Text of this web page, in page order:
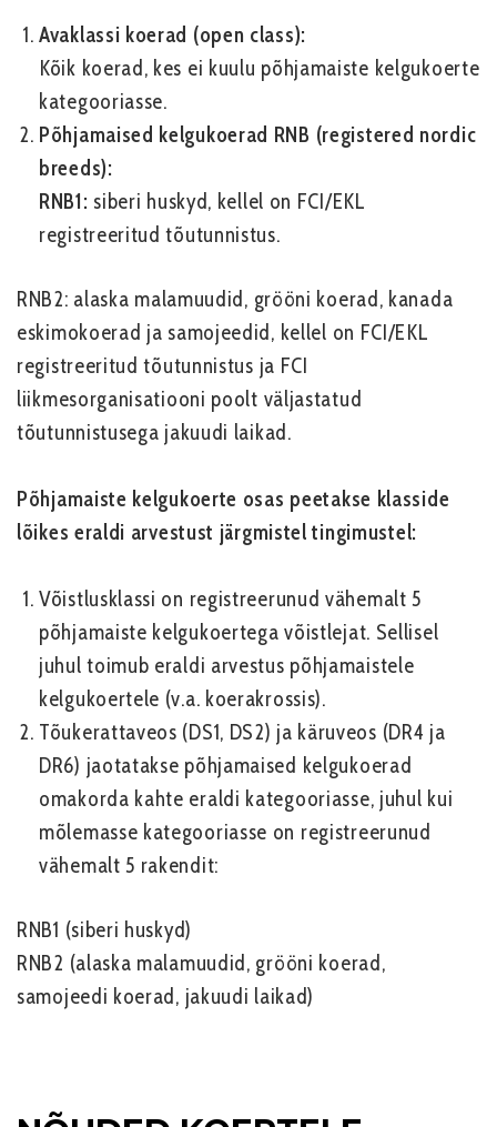
Avaklassi koerad (open class):
Kõik koerad, kes ei kuulu põhjamaiste kelgukoerte
kategooriasse.
Põhjamaised kelgukoerad RNB (registered nordic
breeds):
RNB1: siberi huskyd, kellel on FCI/EKL
registreeritud tõutunnistus.
RNB2: alaska malamuudid, grööni koerad, kanada
eskimokoerad ja samojeedid, kellel on FCI/EKL
registreeritud tõutunnistus ja FCI
liikmesorganisatiooni poolt väljastatud
tõutunnistusega jakuudi laikad.
Põhjamaiste kelgukoerte osas peetakse klasside
lõikes eraldi arvestust järgmistel tingimustel:
Võistlusklassi on registreerunud vähemalt 5
põhjamaiste kelgukoertega võistlejat. Sellisel
juhul toimub eraldi arvestus põhjamaistele
kelgukoertele (v.a. koerakrossis).
Tõukerattaveos (DS1, DS2) ja käruveos (DR4 ja
DR6) jaotatakse põhjamaised kelgukoerad
omakorda kahte eraldi kategooriasse, juhul kui
mõlemasse kategooriasse on registreerunud
vähemalt 5 rakendit:
RNB1 (siberi huskyd)
RNB2 (alaska malamuudid, grööni koerad,
samojeedi koerad, jakuudi laikad)